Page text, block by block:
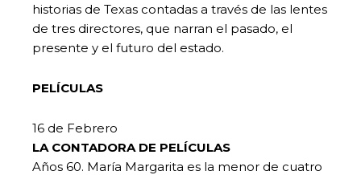
historias de Texas contadas a través de las lentes
de tres directores, que narran el pasado, el
presente y el futuro del estado.
PELÍCULAS
16 de Febrero
LA CONTADORA DE PELÍCULAS
Años 60. María Margarita es la menor de cuatro